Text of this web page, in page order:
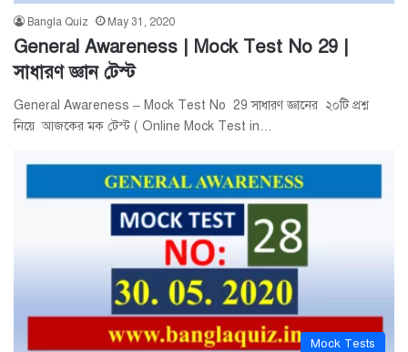
Bangla Quiz May 31, 2020
General Awareness | Mock Test No 29 |
সাধারণ জ্ঞান টেস্ট
General Awareness – Mock Test No 29 সাধারণ জ্ঞানের ২০টি প্রশ্ন
নিয়ে আজকের মক টেস্ট ( Online Mock Test in…
Mock Tests